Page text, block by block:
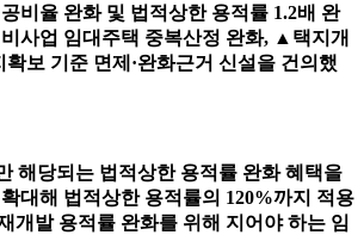
비율 완화 및 법적상한 용적률 1.2배 완
사업 임대주택 중복산정 완화, ▲ 택지개
확보 기준 면제 ·완화근거 신설을 건의했
해당되는 법적상한 용적률 완화 혜택을
대해 법적상한 용적률의 120%까지 적용
개발 용적률 완화를 위해 지어야 하는 임